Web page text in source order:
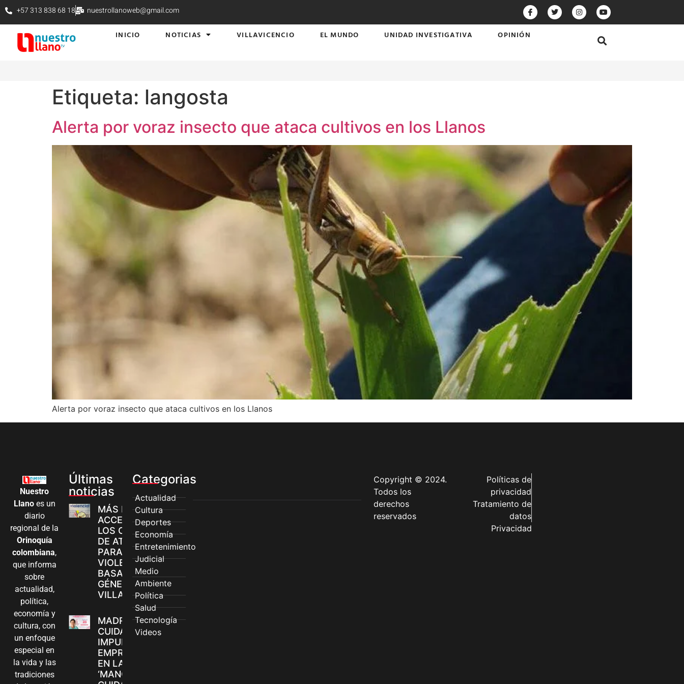
+57 313 838 68 18 nuestrollanoweb@gmail.com
INICIO NOTICIAS VILLAVICENCIO EL MUNDO UNIDAD INVESTIGATIVA OPINIÓN
Etiqueta: langosta
Alerta por voraz insecto que ataca cultivos en los Llanos
Alerta por voraz insecto que ataca cultivos en los Llanos
Nuestro
Llanoes un
diario
regional de la
Orinoquía
colombiana,
que informa
sobre
actualidad,
política,
economía y
cultura, con
un enfoque
especial en
la vida y las
tradiciones
Últimas
noticias
MÁS MUJERES
ACCEDEN A
LOS CANALES
DE ATENCIÓN
PARA
VIOLENCIAS
BASADAS EN
GÉNERO EN
VILLAVICENCIO
MADRES
CUIDADORAS
IMPULSAN SUS
EMPRENDIMIENTOS
EN LA FERIA
‘MANOS QUE
Categorias
Actualidad
Cultura
Deportes
Economía
Entretenimiento
Judicial
Medio
Ambiente
Política
Salud
Tecnología
Videos
Copyright © 2024.
Todos los
derechos
reservados
Políticas de
privacidad
Tratamiento de
datos
Privacidad